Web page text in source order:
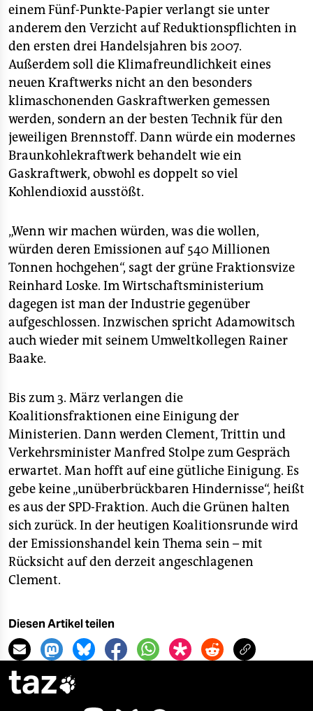
einem Fünf-Punkte-Papier verlangt sie unter
anderem den Verzicht auf Reduktionspflichten in
den ersten drei Handelsjahren bis 2007.
Außerdem soll die Klimafreundlichkeit eines
neuen Kraftwerks nicht an den besonders
klimaschonenden Gaskraftwerken gemessen
werden, sondern an der besten Technik für den
jeweiligen Brennstoff. Dann würde ein modernes
Braunkohlekraftwerk behandelt wie ein
Gaskraftwerk, obwohl es doppelt so viel
Kohlendioxid ausstößt.
„Wenn wir machen würden, was die wollen,
würden deren Emissionen auf 540 Millionen
Tonnen hochgehen“, sagt der grüne Fraktionsvize
Reinhard Loske. Im Wirtschaftsministerium
dagegen ist man der Industrie gegenüber
aufgeschlossen. Inzwischen spricht Adamowitsch
auch wieder mit seinem Umweltkollegen Rainer
Baake.
Bis zum 3. März verlangen die
Koalitionsfraktionen eine Einigung der
Ministerien. Dann werden Clement, Trittin und
Verkehrsminister Manfred Stolpe zum Gespräch
erwartet. Man hofft auf eine gütliche Einigung. Es
gebe keine „unüberbrückbaren Hindernisse“, heißt
es aus der SPD-Fraktion. Auch die Grünen halten
sich zurück. In der heutigen Koalitionsrunde wird
der Emissionshandel kein Thema sein – mit
Rücksicht auf den derzeit angeschlagenen
Clement.
Diesen Artikel teilen
taz